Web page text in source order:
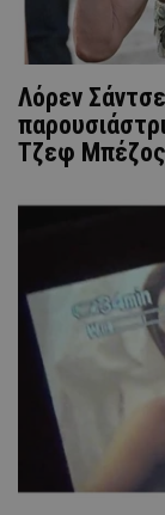
Λόρεν
Τζεφ Μπέζος